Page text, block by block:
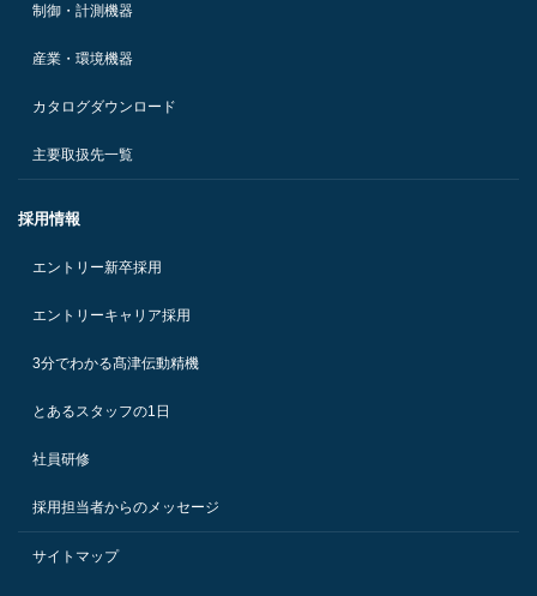
制御・計測機器
産業・環境機器
カタログダウンロード
主要取扱先一覧
採用情報
エントリー新卒採用
エントリーキャリア採用
3分でわかる髙津伝動精機
とあるスタッフの1日
社員研修
採用担当者からのメッセージ
サイトマップ